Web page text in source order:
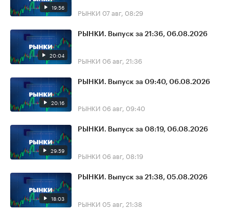
19:56 РЫНКИ 07 авг, 08:29
20:04
РЫНКИ. Выпуск за 21:36, 06.08.2026
РЫНКИ 06 авг, 21:36
20:16
РЫНКИ. Выпуск за 09:40, 06.08.2026
РЫНКИ 06 авг, 09:40
29:59
РЫНКИ. Выпуск за 08:19, 06.08.2026
РЫНКИ 06 авг, 08:19
18:03
РЫНКИ. Выпуск за 21:38, 05.08.2026
РЫНКИ 05 авг, 21:38